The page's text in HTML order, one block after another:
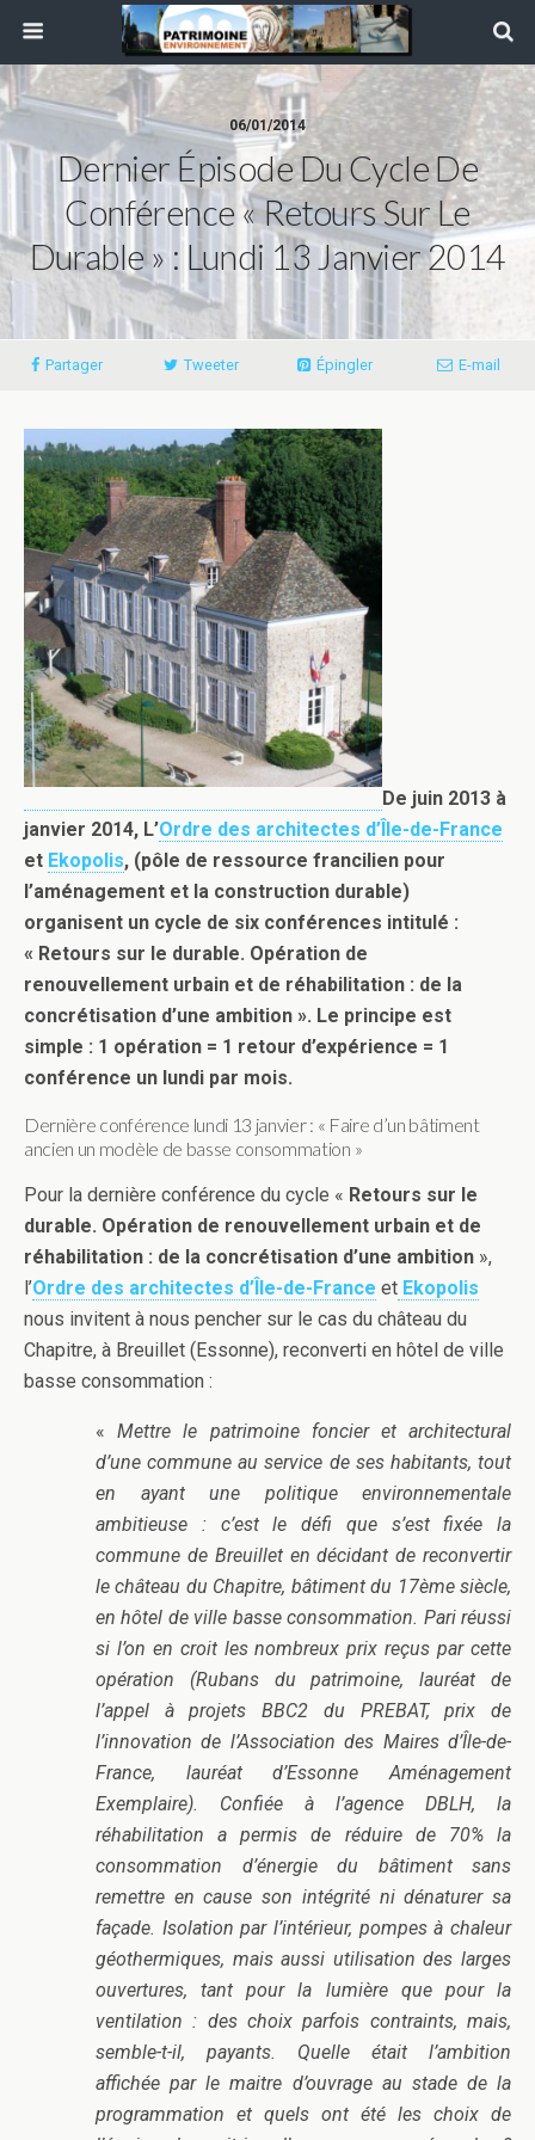
06/01/2014
Dernier Épisode Du Cycle De
Conférence « Retours Sur Le
Durable » : Lundi 13 Janvier 2014
Partager Tweeter Épingler E-mail
De juin 2013 à
janvier 2014, L’Ordre des architectes d’Île-de-France
et Ekopolis, (pôle de ressource francilien pour
l’aménagement et la construction durable)
organisent un cycle de six conférences intitulé :
« Retours sur le durable. Opération de
renouvellement urbain et de réhabilitation : de la
concrétisation d’une ambition ». Le principe est
simple : 1 opération = 1 retour d’expérience = 1
conférence un lundi par mois.
Dernière conférence lundi 13 janvier : « Faire d’un bâtiment
ancien un modèle de basse consommation »
Pour la dernière conférence du cycle « Retours sur le
durable. Opération de renouvellement urbain et de
réhabilitation : de la concrétisation d’une ambition »,
l’Ordre des architectes d’Île-de-France et Ekopolis
nous invitent à nous pencher sur le cas du château du
Chapitre, à Breuillet (Essonne), reconverti en hôtel de ville
basse consommation :
« Mettre le patrimoine foncier et architectural
d’une commune au service de ses habitants, tout
en ayant une politique environnementale
ambitieuse : c’est le défi que s’est fixée la
commune de Breuillet en décidant de reconvertir
le château du Chapitre, bâtiment du 17ème siècle,
en hôtel de ville basse consommation. Pari réussi
si l’on en croit les nombreux prix reçus par cette
opération (Rubans du patrimoine, lauréat de
l’appel à projets BBC2 du PREBAT, prix de
l’innovation de l’Association des Maires d’Île-de-
France, lauréat d’Essonne Aménagement
Exemplaire). Confiée à l’agence DBLH, la
réhabilitation a permis de réduire de 70% la
consommation d’énergie du bâtiment sans
remettre en cause son intégrité ni dénaturer sa
façade. Isolation par l’intérieur, pompes à chaleur
géothermiques, mais aussi utilisation des larges
ouvertures, tant pour la lumière que pour la
ventilation : des choix parfois contraints, mais,
semble-t-il, payants. Quelle était l’ambition
affichée par le maitre d’ouvrage au stade de la
programmation et quels ont été les choix de